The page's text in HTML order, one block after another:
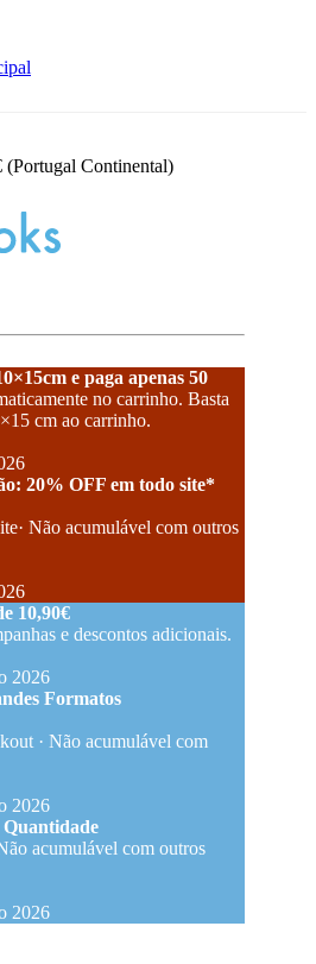
(Portugal Continental)
e paga apenas 50
no carrinho. Basta
cm ao carrinho.
20% OFF em todo site*
Não acumulável com outros
10,90€
e descontos adicionais.
2026
Formatos
· Não acumulável com
2026
acumulável com outros
2026